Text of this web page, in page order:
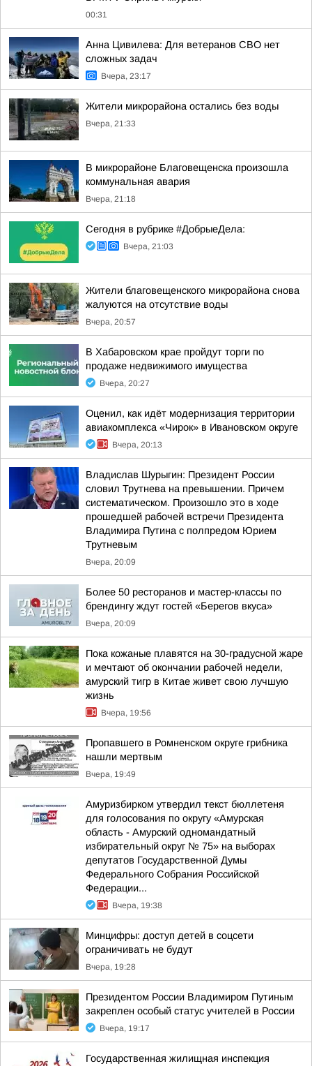
00:31
Анна Цивилева: Для ветеранов СВО нет
сложных задач
Вчера, 23:17
Жители микрорайона остались без воды
Вчера, 21:33
В микрорайоне Благовещенска произошла
коммунальная авария
Вчера, 21:18
Сегодня в рубрике #ДобрыеДела:
Вчера, 21:03
Жители благовещенского микрорайона снова
жалуются на отсутствие воды
Вчера, 20:57
В Хабаровском крае пройдут торги по
продаже недвижимого имущества
Вчера, 20:27
Оценил, как идёт модернизация территории
авиакомплекса «Чирок» в Ивановском округе
Вчера, 20:13
Владислав Шурыгин: Президент России
словил Трутнева на превышении. Причем
систематическом. Произошло это в ходе
прошедшей рабочей встречи Президента
Владимира Путина с полпредом Юрием
Трутневым
Вчера, 20:09
Более 50 ресторанов и мастер-классы по
брендингу ждут гостей «Берегов вкуса»
Вчера, 20:09
Пока кожаные плавятся на 30-градусной жаре
и мечтают об окончании рабочей недели,
амурский тигр в Китае живет свою лучшую
жизнь
Вчера, 19:56
Пропавшего в Ромненском округе грибника
нашли мертвым
Вчера, 19:49
Амуризбирком утвердил текст бюллетеня
для голосования по округу «Амурская
область - Амурский одномандатный
избирательный округ № 75» на выборах
депутатов Государственной Думы
Федерального Собрания Российской
Федерации...
Вчера, 19:38
Минцифры: доступ детей в соцсети
ограничивать не будут
Вчера, 19:28
Президентом России Владимиром Путиным
закреплен особый статус учителей в России
Вчера, 19:17
Государственная жилищная инспекция